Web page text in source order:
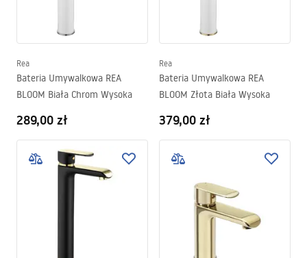
Rea
Bateria Umywalkowa REA
BLOOM Biała Chrom Wysoka
289,00 zł
Rea
Bateria Umywalkowa REA
BLOOM Złota Biała Wysoka
379,00 zł